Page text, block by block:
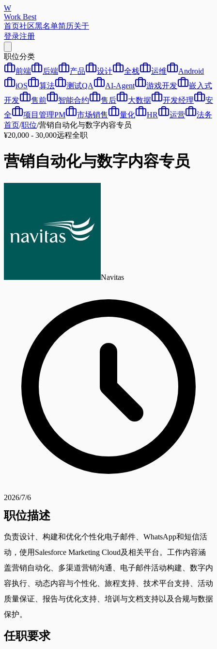
W
Work Best
首页社区黑名单简历关于
登录注册
职位分类
前端
后端 产品 设计 全栈 运维
Android
iOS
算法 测试QA AI-Agent 游戏开发
嵌入式
开发
售前 智能合约 售后 大数据 开发经理
安
全
项目管理PM 市场销售 量化 HR 运营
法务
首页/职位/营销自动化与数字内容专员
¥20,000 - 30,000远程全职
营销自动化与数字内容专员
Navitas
2026/7/6
职位描述
负责设计、构建和优化个性化电子邮件、WhatsApp和短信活
动，使用Salesforce Marketing Cloud及相关平台。工作内容涵
盖营销自动化、多渠道营销沟通、电子邮件活动构建、数字内
容执行、动态内容与个性化、旅程支持、技术平台支持、活动
质量保证、报告与优化支持、培训与文档支持以及合规与数据
保护。
任职要求